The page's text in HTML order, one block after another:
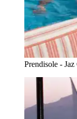
Prendisole -